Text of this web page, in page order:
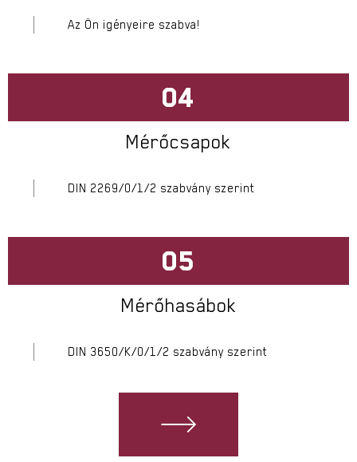
Az Ön igényeire szabva!
04
Mérőcsapok
DIN 2269/0/1/2 szabvány szerint
05
Mérőhasábok
DIN 3650/K/0/1/2 szabvány szerint